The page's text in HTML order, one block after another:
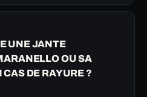
UNE JANTE
OU SA
DE RAYURE ?